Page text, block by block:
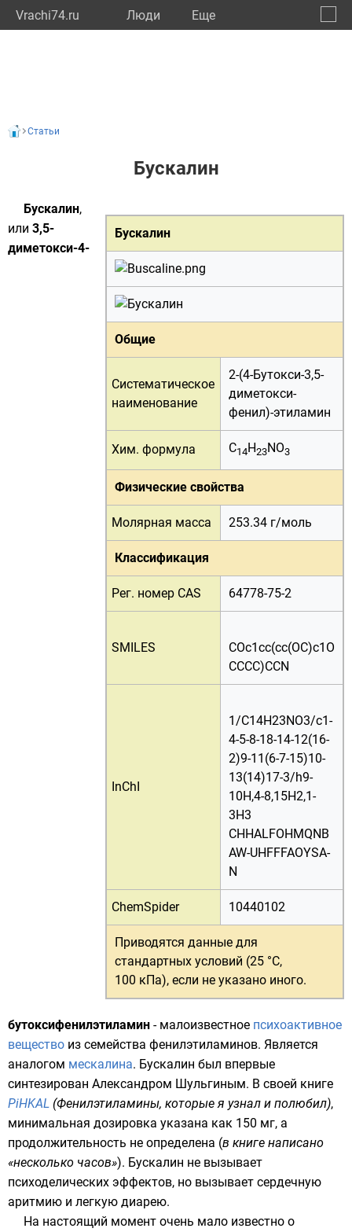
Vrachi74.ru Люди Eще
Статьи
Бускалин
Бускалин
Общие
Систематическое
наименование
2-(4-Бутокси-3,5-
диметокси-
фенил)-этиламин
Хим. формула C14H23NO3
Физические свойства
Молярная масса 253.34 г/моль
Классификация
Рег. номер CAS 64778-75-2
SMILES
COc1cc(cc(OC)c1O
CCCC)CCN
InChI
1/C14H23NO3/c1-
4-5-8-18-14-12(16-
2)9-11(6-7-15)10-
13(14)17-3/h9-
10H,4-8,15H2,1-
3H3
CHHALFOHMQNB
AW-UHFFFAOYSA-
N
ChemSpider 10440102
Приводятся данные для
стандартных условий (25 °C,
100 кПа), если не указано иного.
Бускалин,
или 3,5-
диметокси-4-
бутоксифенилэтиламин - малоизвестное психоактивное
вещество из семейства фенилэтиламинов. Является
аналогом мескалина. Бускалин был впервые
синтезирован Александром Шульгиным. В своей книге
PiHKAL (Фенилэтиламины, которые я узнал и полюбил),
минимальная дозировка указана как 150 мг, а
продолжительность не определена (в книге написано
«несколько часов»). Бускалин не вызывает
психоделических эффектов, но вызывает сердечную
аритмию и легкую диарею.
На настоящий момент очень мало известно о